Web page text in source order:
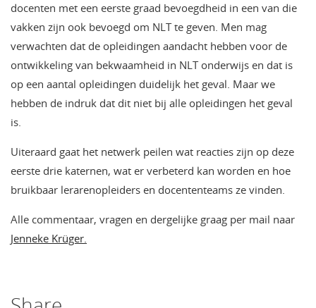
docenten met een eerste graad bevoegdheid in een van die
vakken zijn ook bevoegd om NLT te geven. Men mag
verwachten dat de opleidingen aandacht hebben voor de
ontwikkeling van bekwaamheid in NLT onderwijs en dat is
op een aantal opleidingen duidelijk het geval. Maar we
hebben de indruk dat dit niet bij alle opleidingen het geval
is.
Uiteraard gaat het netwerk peilen wat reacties zijn op deze
eerste drie katernen, wat er verbeterd kan worden en hoe
bruikbaar lerarenopleiders en docententeams ze vinden.
Alle commentaar, vragen en dergelijke graag per mail naar
Jenneke Krüger.